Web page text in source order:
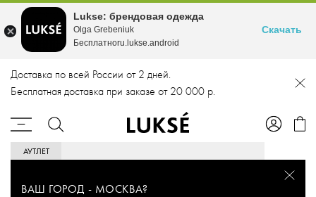
Доставка по всей России от 2 дней.
Бесплатная доставка при заказе от 20 000 р.
ВАШ ГОРОД - МОСКВА?
АУТЛЕТ
Lukse: брендовая одежда
Olga Grebeniuk
Бесплатноru.lukse.android
Скачать